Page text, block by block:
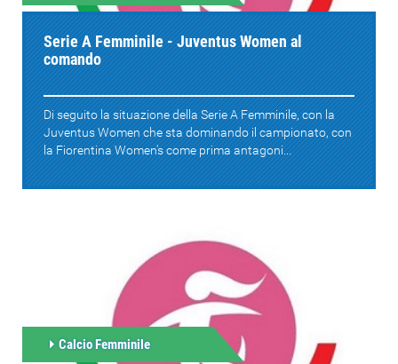
Serie A Femminile - Juventus Women al
comando
Di seguito la situazione della Serie A Femminile, con la
Juventus Women che sta dominando il campionato, con
la Fiorentina Women's come prima antagoni...
Calcio Femminile